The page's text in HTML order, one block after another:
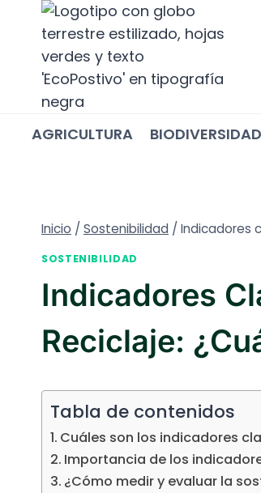
Saltar
contenido
AGRICULTURA BIODIVERSIDAD
Inicio / Sostenibilidad / Indicadores
SOSTENIBILIDAD
Indicadores
Reciclaje:
Tabla de contenidos
Cuáles son los indicadores
Importancia de los
¿Cómo medir y evaluar la